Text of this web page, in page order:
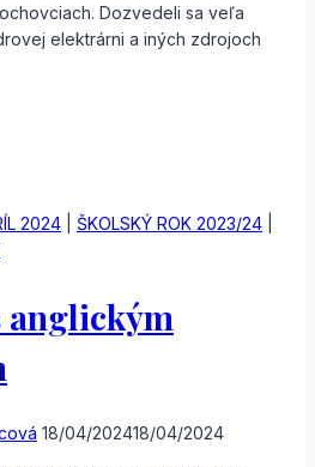
Dozvedeli sa veľa
elektrárni a iných zdrojoch
2024 ŠKOLSKÝ ROK 2023/24
anglickým
18/04/202418/04/2024